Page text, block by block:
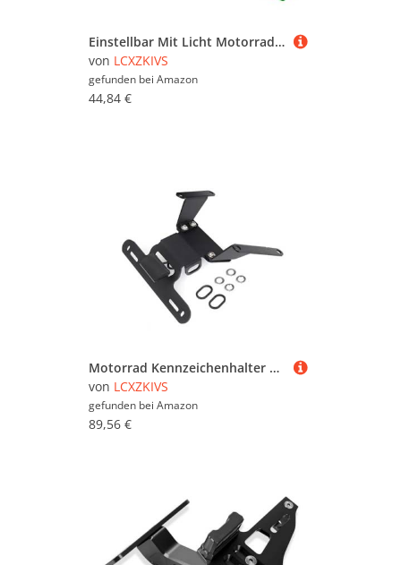
Einstellbar Mit Licht Motorrad-Kennzeichen-Nummernschild-Halterung Für XTZ750SUPERTENERE 1989–1996 1995 1994 1993 1992(Grün)
von LCXZKIVS
gefunden bei Amazon
44,84 €
Motorrad Kennzeichenhalter Mit Blinker Schwanz Ordentlich Mudguard Eliminator Für CBR 650 R CB 650 R 2019 2020 2021 2022 2023(Schwarz)
von LCXZKIVS
gefunden bei Amazon
89,56 €